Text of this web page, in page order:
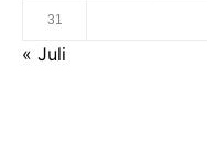
31
« Juli